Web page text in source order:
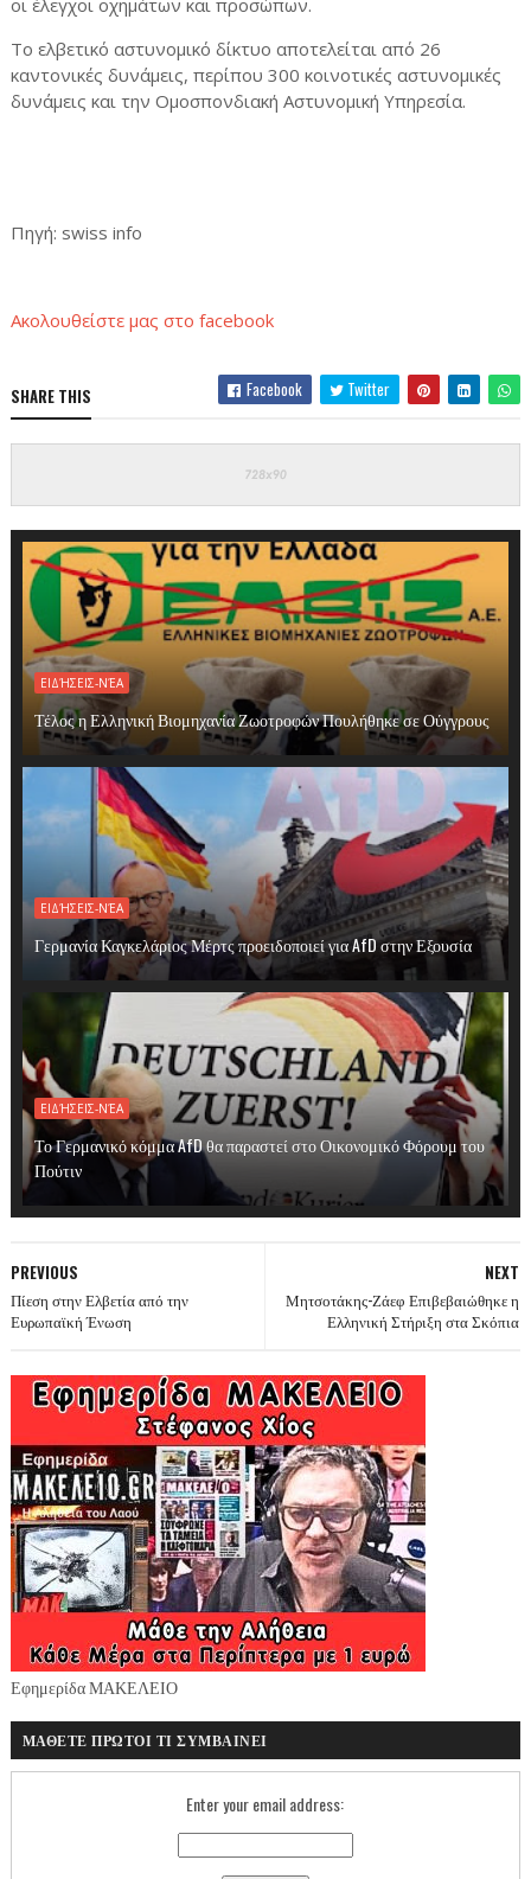
οι έλεγχοι οχημάτων και προσώπων.
Το ελβετικό αστυνομικό δίκτυο αποτελείται από 26
καντονικές δυνάμεις, περίπου 300 κοινοτικές αστυνομικές
δυνάμεις και την Ομοσπονδιακή Αστυνομική Υπηρεσία.
Πηγή: swiss info
Ακολουθείστε μας στο facebook
SHARE THIS Facebook Twitter
ΕΙΔΉΣΕΙΣ-ΝΈΑ
Τέλος η Ελληνική Βιομηχανία Ζωοτροφών Πουλήθηκε σε Ούγγρους
ΕΙΔΉΣΕΙΣ-ΝΈΑ
Γερμανία Καγκελάριος Μέρτς προειδοποιεί για AfD στην Εξουσία
ΕΙΔΉΣΕΙΣ-ΝΈΑ
Το Γερμανικό κόμμα AfD θα παραστεί στο Οικονομικό Φόρουμ του
Πούτιν
NEXT
Μητσοτάκης-Ζάεφ Επιβεβαιώθηκε η
Ελληνική Στήριξη στα Σκόπια
PREVIOUS
Πίεση στην Ελβετία από την
Ευρωπαϊκή Ένωση
Εφημερίδα ΜΑΚΕΛΕΙΟ
ΜΑΘΕΤΕ ΠΡΩΤΟΙ ΤΙ ΣΥΜΒΑΙΝΕΙ
Enter your email address: